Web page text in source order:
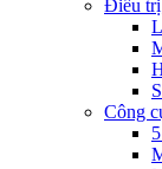
Điều trị
Công